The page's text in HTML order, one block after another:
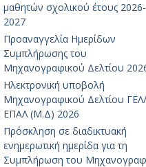
μαθητών σχολικού έτους 2026-
2027
Προαναγγελία Ημερίδων
Συμπλήρωσης του
Μηχανογραφικού Δελτίου
Ηλεκτρονική υποβολή
Μηχανογραφικού Δελτίου ΓΕΛ/
ΕΠΑΛ (Μ.Δ) 2026
Πρόσκληση σε διαδικτυακή
ενημερωτική ημερίδα για τη
Συμπλήρωση του